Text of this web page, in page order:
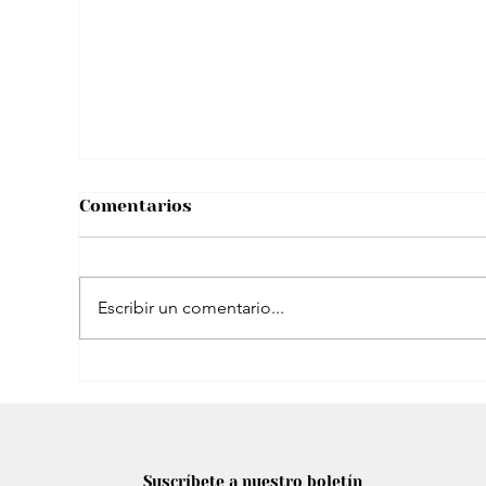
Comentarios
Escribir un comentario...
Suscríbete a nuestro boletín